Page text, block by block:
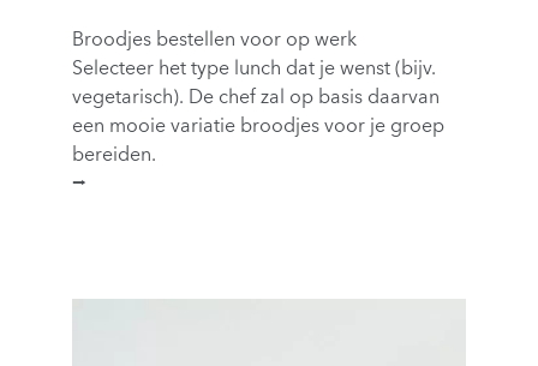
Broodjes bestellen voor op werk
Selecteer het type lunch dat je wenst (bijv.
vegetarisch). De chef zal op basis daarvan
een mooie variatie broodjes voor je groep
bereiden.
⭢